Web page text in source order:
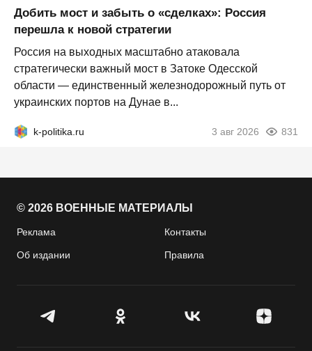
Добить мост и забыть о «сделках»: Россия
перешла к новой стратегии
Россия на выходных масштабно атаковала
стратегически важный мост в Затоке Одесской
области — единственный железнодорожный путь от
украинских портов на Дунае в...
k-politika.ru 3 авг 2026 831
© 2026 ВОЕННЫЕ МАТЕРИАЛЫ
Реклама Контакты
Об издании Правила